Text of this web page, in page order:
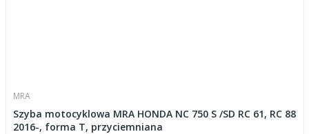
MRA
Szyba motocyklowa MRA HONDA NC 750 S /SD RC 61, RC 88
2016-, forma T, przyciemniana